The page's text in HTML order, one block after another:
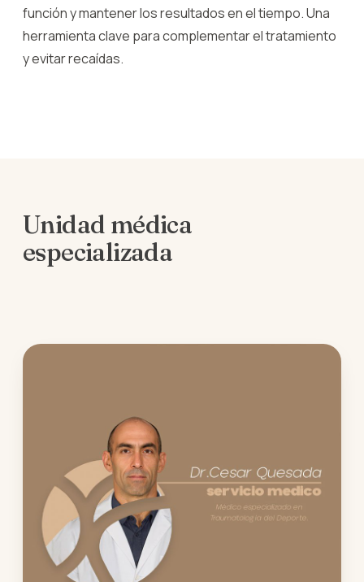
función y mantener los resultados en el tiempo. Una
herramienta clave para complementar el tratamiento
y evitar recaídas.
Unidad médica
especializada